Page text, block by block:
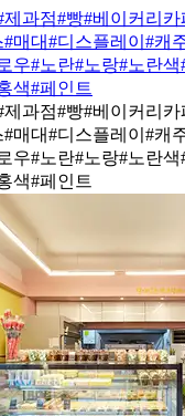
제과점#빵#베이커리카
#매대#디스플레이 #캐
우#노란#노랑#노란색
색#페인트
제과점#빵#베이커리카
#매대#디스플레이 #캐
우#노란#노랑#노란색
색#페인트